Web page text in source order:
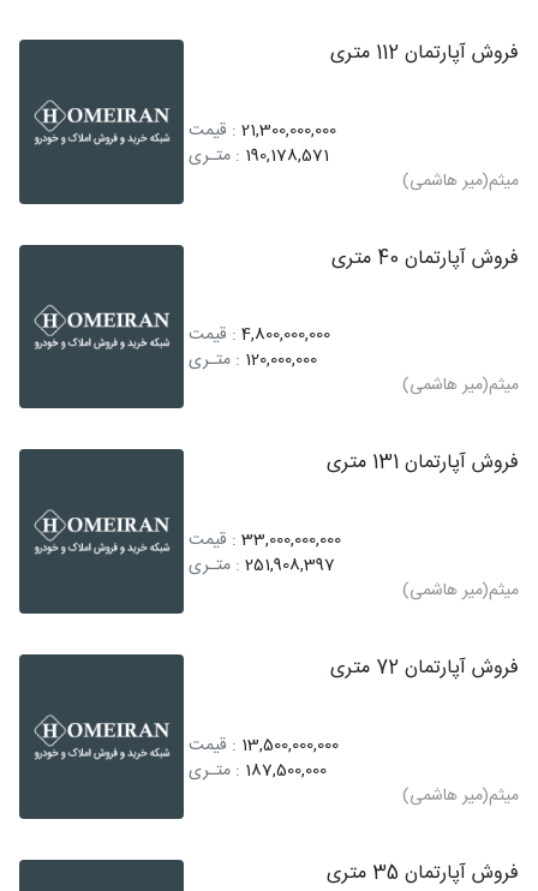
فروش آپارتمان 112 متری
21,300,000,000 : قیمت
190,178,571 : متـری
میثم(میر هاشمی)
فروش آپارتمان 40 متری
4,800,000,000 : قیمت
120,000,000 : متـری
میثم(میر هاشمی)
فروش آپارتمان 131 متری
33,000,000,000 : قیمت
251,908,397 : متـری
میثم(میر هاشمی)
فروش آپارتمان 72 متری
13,500,000,000 : قیمت
187,500,000 : متـری
میثم(میر هاشمی)
فروش آپارتمان 35 متری